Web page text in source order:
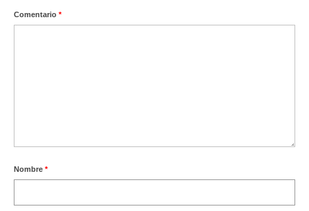
Comentario *
Nombre *